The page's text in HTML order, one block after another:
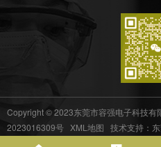
Copyright © 2023东莞市容强电子科技有
2023016309号 XML地图 技术支持：